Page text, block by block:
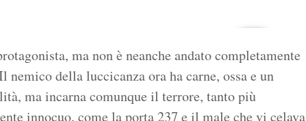
ma non è neanche andato completamente
della luccicanza ora ha carne, ossa e un
ma incarna comunque il terrore, tanto più
innocuo, come la porta 237 e il male che vi celava